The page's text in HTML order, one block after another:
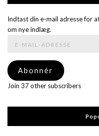
Indtast din e-mail adresse for
om nye indlæg.
adresse
Abonnér
Join 37 other subscribers